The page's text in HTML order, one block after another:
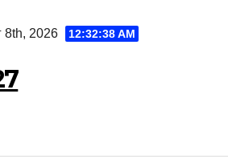
8th, 2026 12:32:39 AM